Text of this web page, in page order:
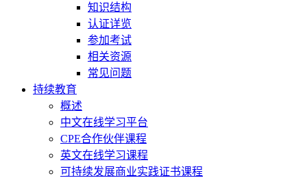
知识结构
认证详览
参加考试
相关资源
常见问题
持续教育
概述
中文在线学习平台
CPE合作伙伴课程
英文在线学习课程
可持续发展商业实践证书课程